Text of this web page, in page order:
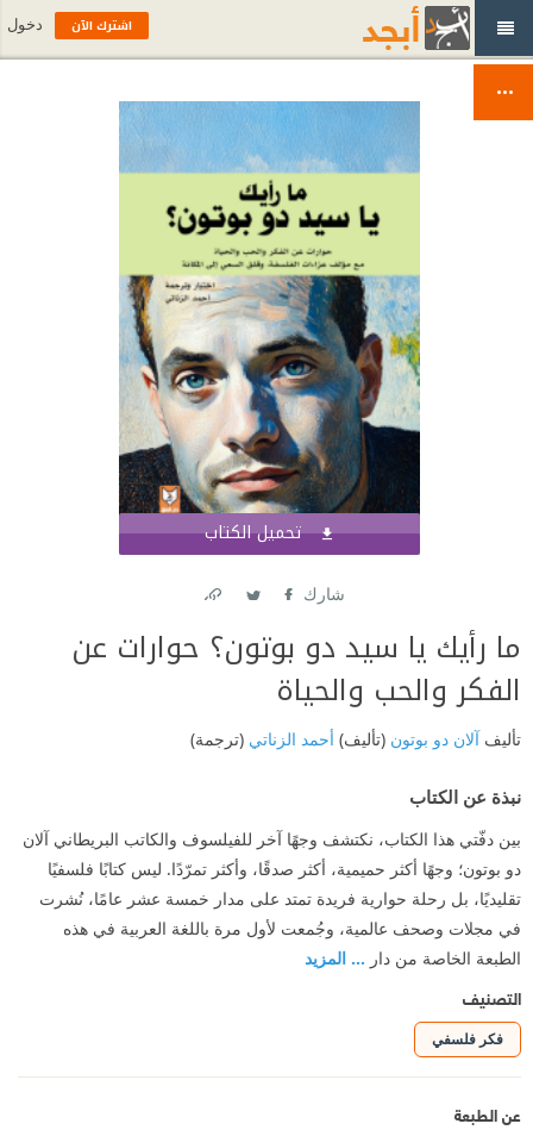
تحميل الكتاب
شارك
ما رأيك يا سيد دو بوتون؟ حوارات عن
الفكر والحب والحياة
تأليفآلان دو بوتون (تأليف) أحمد الزناتي (ترجمة)
نبذة عن الكتاب
بين دفّتي هذا الكتاب، نكتشف وجهًا آخر للفيلسوف والكاتب البريطاني آلان
دو بوتون؛ وجهًا أكثر حميمية، أكثر صدقًا، وأكثر تمرّدًا. ليس كتابًا فلسفيًا
تقليديًا، بل رحلة حوارية فريدة تمتد على مدار خمسة عشر عامًا، نُشرت
في مجلات وصحف عالمية، وجُمعت لأول مرة باللغة العربية في هذه
الطبعة الخاصة من دار ... المزيد
التصنيف
فكر فلسفي
عن الطبعة
اشترك الآن دخول